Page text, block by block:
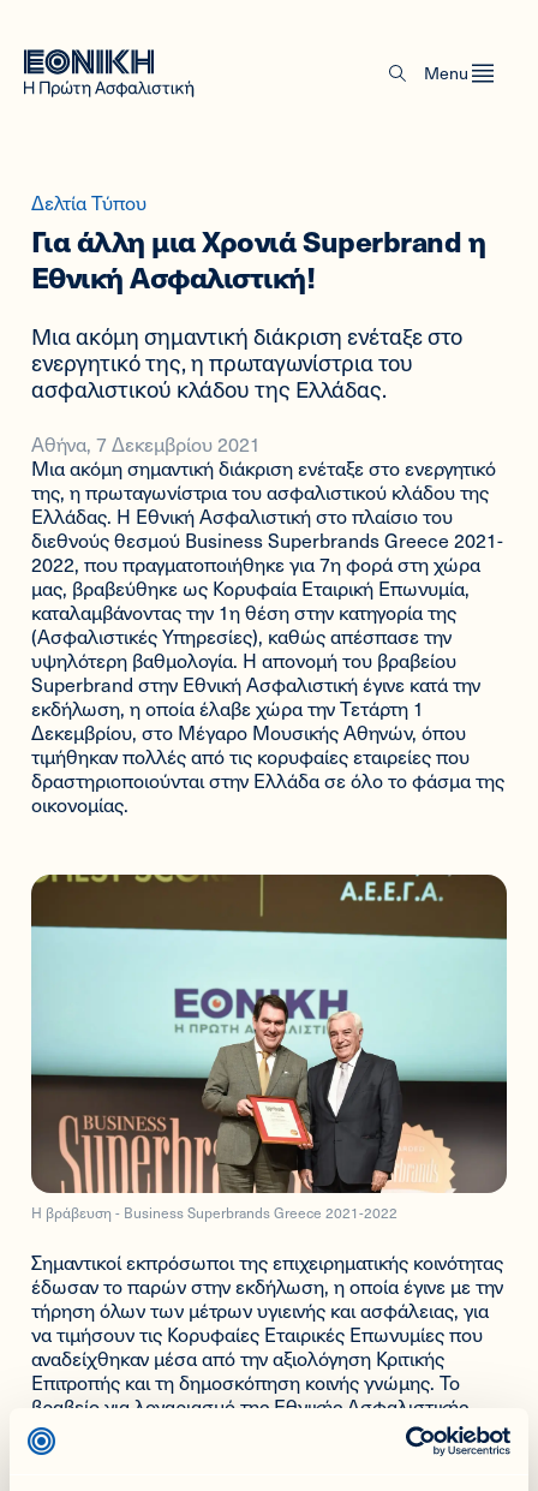
Menu
Δελτία Τύπου
Για άλλη μια Χρονιά Superbrand η
Εθνική Ασφαλιστική!
Μια ακόμη σημαντική διάκριση ενέταξε στο
ενεργητικό της, η πρωταγωνίστρια του
ασφαλιστικού κλάδου της Ελλάδας.
Αθήνα, 7 Δεκεμβρίου 2021
Μια ακόμη σημαντική διάκριση ενέταξε στο ενεργητικό
της, η πρωταγωνίστρια του ασφαλιστικού κλάδου της
Ελλάδας. Η Εθνική Ασφαλιστική στο πλαίσιο του
διεθνούς θεσμού Business Superbrands Greece 2021-
2022, που πραγματοποιήθηκε για 7η φορά στη χώρα
μας, βραβεύθηκε ως Κορυφαία Εταιρική Επωνυμία,
καταλαμβάνοντας την 1η θέση στην κατηγορία της
(Ασφαλιστικές Υπηρεσίες), καθώς απέσπασε την
υψηλότερη βαθμολογία. Η απονομή του βραβείου
Superbrand στην Εθνική Ασφαλιστική έγινε κατά την
εκδήλωση, η οποία έλαβε χώρα την Τετάρτη 1
Δεκεμβρίου, στο Μέγαρο Μουσικής Αθηνών, όπου
τιμήθηκαν πολλές από τις κορυφαίες εταιρείες που
δραστηριοποιούνται στην Ελλάδα σε όλο το φάσμα της
οικονομίας.
Η βράβευση - Business Superbrands Greece 2021-2022
Σημαντικοί εκπρόσωποι της επιχειρηματικής κοινότητας
έδωσαν το παρών στην εκδήλωση, η οποία έγινε με την
τήρηση όλων των μέτρων υγιεινής και ασφάλειας, για
να τιμήσουν τις Κορυφαίες Εταιρικές Επωνυμίες που
αναδείχθηκαν μέσα από την αξιολόγηση Κριτικής
Επιτροπής και τη δημοσκόπηση κοινής γνώμης. Το
βραβείο για λογαριασμό της Εθνικής Ασφαλιστικής
παρέλαβε ο κ. Ιωάννης Σηφάκης, Διευθυντής Εταιρικής
Επικοινωνίας, Marketing και Bancassurance, ο οποίος